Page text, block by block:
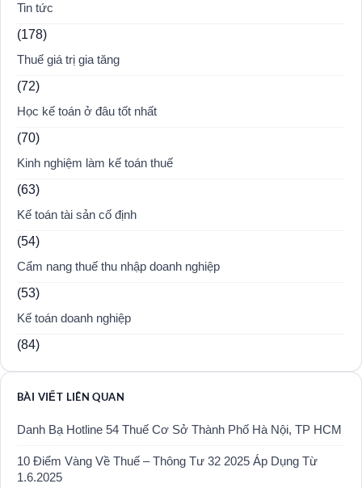
Tin tức
(178)
Thuế giá trị gia tăng
(72)
Học kế toán ở đâu tốt nhất
(70)
Kinh nghiệm làm kế toán thuế
(63)
Kế toán tài sản cố định
(54)
Cẩm nang thuế thu nhập doanh nghiệp
(53)
Kế toán doanh nghiệp
(84)
BÀI VIẾT LIÊN QUAN
Danh Bạ Hotline 54 Thuế Cơ Sở Thành Phố Hà Nội, TP HCM
10 Điểm Vàng Về Thuế – Thông Tư 32 2025 Áp Dụng Từ
1.6.2025